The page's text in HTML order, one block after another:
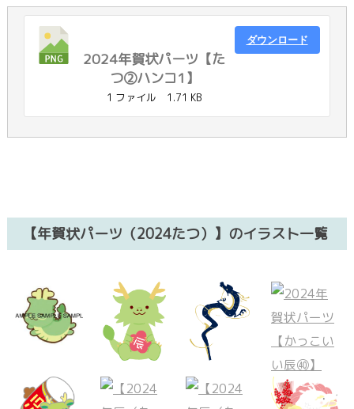
2024年賀状パーツ【た
つ②ハンコ1】
1 ファイル 1.71 KB
ダウンロード
【年賀状パーツ（2024たつ）】のイラスト一覧